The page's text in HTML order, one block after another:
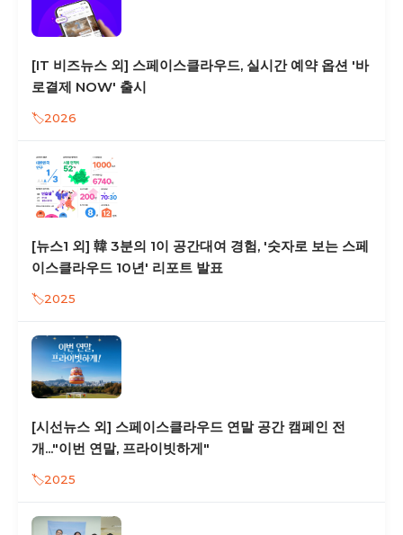
[IT 비즈뉴스 외] 스페이스클라우드, 실시간 예약 옵션 '바
로결제 NOW' 출시
2026
[뉴스1 외] 韓 3분의 1이 공간대여 경험, '숫자로 보는 스페
이스클라우드 10년' 리포트 발표
2025
[시선뉴스 외] 스페이스클라우드 연말 공간 캠페인 전
개..."이번 연말, 프라이빗하게"
2025